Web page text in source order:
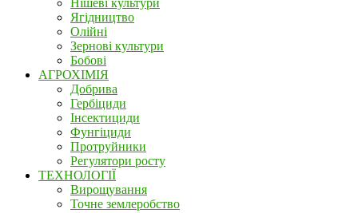
Нішеві культури
Ягідництво
Олійні
Зернові культури
Бобові
АГРОХІМІЯ
Добрива
Гербіциди
Інсектициди
Фунгіциди
Протруйники
Регулятори росту
ТЕХНОЛОГІЇ
Вирощування
Точне землеробство